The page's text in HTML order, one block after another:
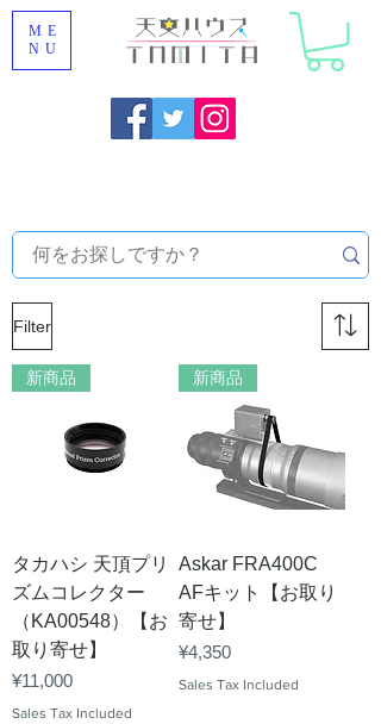
ME
NU
Filter
新商品
タカハシ 天頂プリ
ズムコレクター
（KA00548）【お
取り寄せ】
Price
¥11,000
Sales Tax Included
新商品
Askar FRA400C
AFキット【お取り
寄せ】
Price
¥4,350
Sales Tax Included